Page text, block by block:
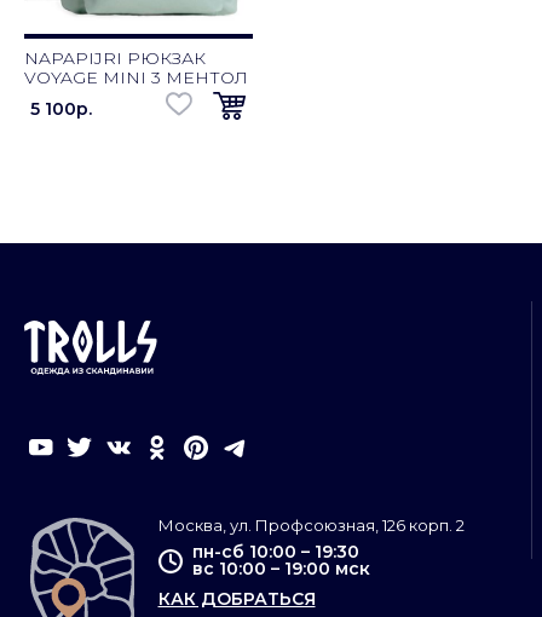
NAPAPIJRI РЮКЗАК
VOYAGE MINI 3 МЕНТОЛ
5 100p.
Москва, ул. Профсоюзная, 126 корп. 2
пн-сб 10:00 – 19:30
вс 10:00 – 19:00 мск
КАК ДОБРАТЬСЯ